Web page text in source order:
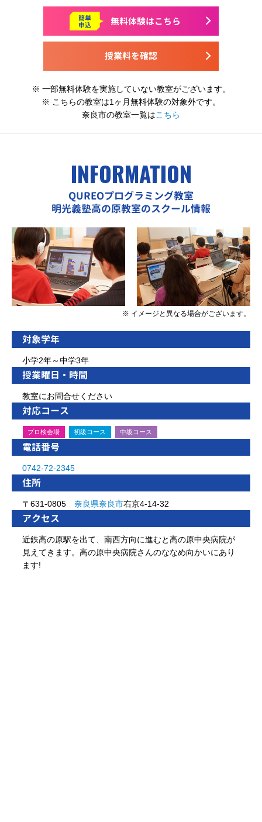
授業料を確認
簡単
申込 無料体験はこちら
※ 一部無料体験を実施していない教室がございます。
※ こちらの教室は1ヶ月無料体験の対象外です。
奈良市の教室一覧はこちら
INFORMATION
QUREOプログラミング教室
明光義塾高の原教室のスクール情報
※ イメージと異なる場合がございます。
対象学年
小学2年～中学3年
授業曜日・時間
教室にお問合せください
対応コース
プロ検会場 初級コース 中級コース
電話番号
0742-72-2345
住所
〒631-0805 奈良県奈良市右京4-14-32
アクセス
近鉄高の原駅を出て、南西方向に進むと高の原中央病院が
見えてきます。高の原中央病院さんのななめ向かいにあり
ます!